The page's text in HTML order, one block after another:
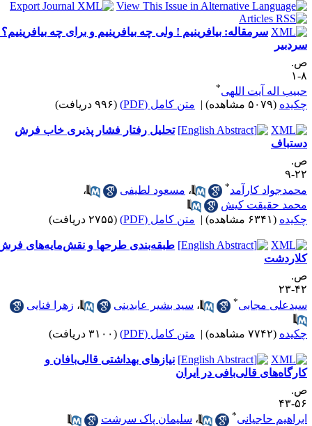
سرمقاله: بیافرینیم ! ولی چه بیافرینیم و برای چه بیافرینیم؟ |
اله آیت اللهی
(۵۰۷۹ مشاهده) | متن کامل (PDF) (۹۹۶ دریافت)
تحلیل رفتار فشار پذیری خاب فرش
۹
کارآمد
،مسعود لطیفی
،
حقیقت کیش
(۶۳۴۱ مشاهده) | متن کامل (PDF) (۲۷۵۵ دریافت)
طبقه‌بندی طرحها و نقش‌مایه‌های فرش
۲۳
مجابی
،سید بشیر عابدینی ،زهرا فنایی
(۷۷۴۲ مشاهده) | متن کامل (PDF) (۳۱۰۰ دریافت)
نیازهای بهداشتی قالی‌بافان و
قالی‌بافی در ایران
۴۳
حاجیانی
،سلیمان پاک سرشت